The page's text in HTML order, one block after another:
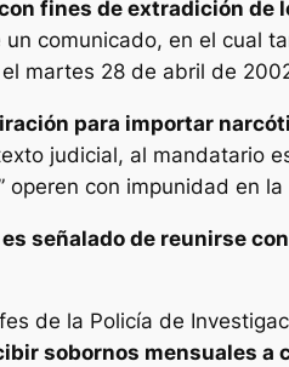
fines de extradición de
comunicado, en el cual
martes 28 de abril de
para importar
judicial, al mandatario
operen con impunidad en la
es señalado de reunirse
de la Policía de
sobornos mensuales a